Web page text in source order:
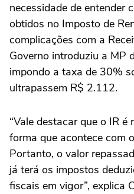
necessidade de entender
obtidos no Imposto de
complicações com a
Governo introduziu a MP
impondo a taxa de 30%
ultrapassem R$ 2.112.
“Vale destacar que o IR
forma que acontece com
Portanto, o valor
já terá os impostos
fiscais em vigor”, explica